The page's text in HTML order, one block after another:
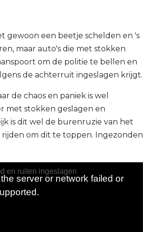
gewoon een beetje schelden en 's
maar auto's die met stokken
om de politie te bellen en
de achterruit ingeslagen krijgt.
de chaos en paniek is wel
met stokken geslagen en
is dit wel de burenruzie van het
om dit te toppen. Ingezonden